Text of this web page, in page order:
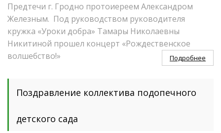
Предтечи г. Гродно протоиереем Александром
Железным. Под руководством руководителя
кружка «Уроки добра» Тамары Николаевны
Никитиной прошел концерт «Рождественское
волшебство!»
Подробнее
Поздравление коллектива подопечного
детского сада